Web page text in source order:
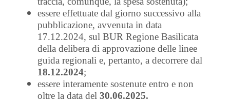
essere effettuate dal giorno successivo alla
pubblicazione, avvenuta in data
17.12.2024, sul BUR Regione Basilicata
della delibera di approvazione delle linee
guida regionali e, pertanto, a decorrere dal
18.12.2024;
essere interamente sostenute entro e non
oltre la data del 30.06.2025.